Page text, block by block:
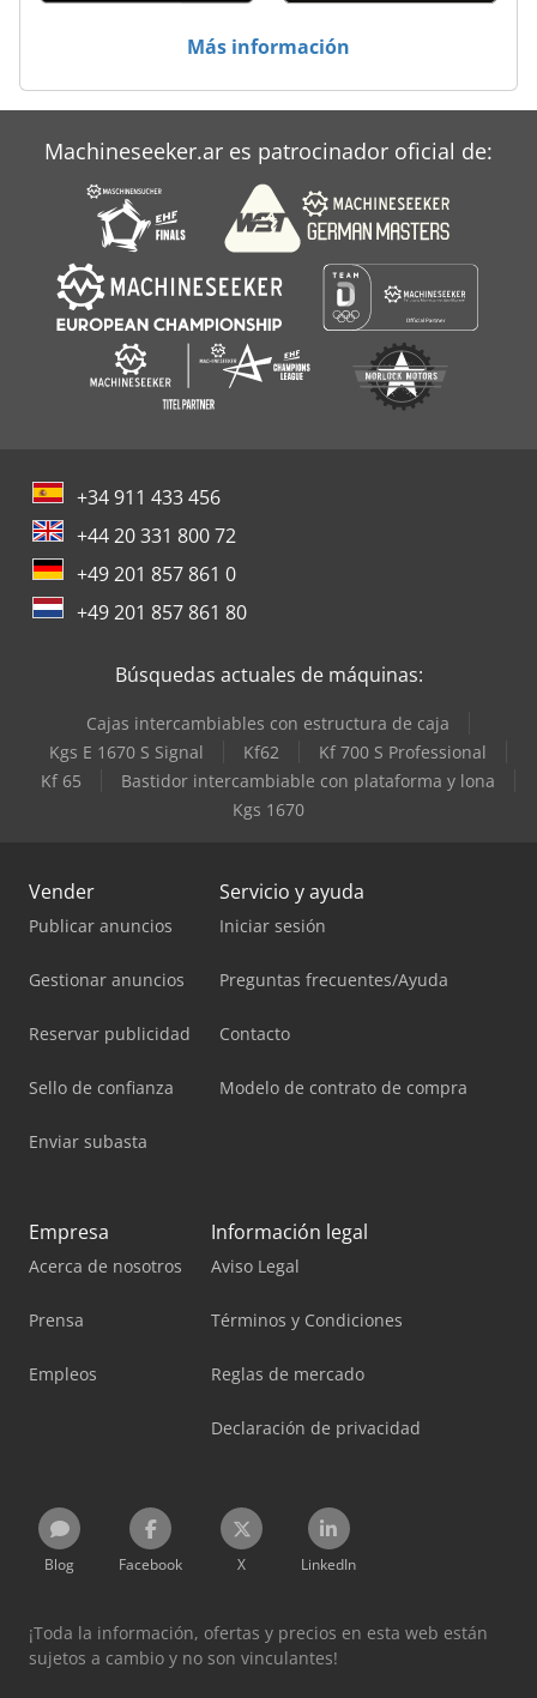
Más información
Machineseeker.ar es patrocinador oficial de:
+34 911 433 456
+44 20 331 800 72
+49 201 857 861 0
+49 201 857 861 80
Búsquedas actuales de máquinas:
Cajas intercambiables con estructura de caja
Kgs E 1670 S Signal
Kf62
Kf 700 S Professional
Kf 65
Bastidor intercambiable con plataforma y lona
Kgs 1670
Vender
Publicar anuncios
Gestionar anuncios
Reservar publicidad
Sello de confianza
Enviar subasta
Servicio y ayuda
Iniciar sesión
Preguntas frecuentes/Ayuda
Contacto
Modelo de contrato de compra
Empresa
Acerca de nosotros
Prensa
Empleos
Información legal
Aviso Legal
Términos y Condiciones
Reglas de mercado
Declaración de privacidad
Blog Facebook X LinkedIn
¡Toda la información, ofertas y precios en esta web están
sujetos a cambio y no son vinculantes!